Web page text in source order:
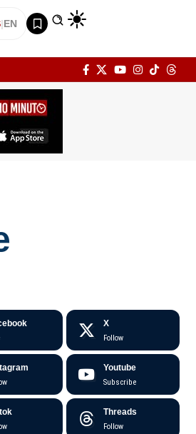
|EN
X
Follow
Youtube
Subscribe
Threads
Follow